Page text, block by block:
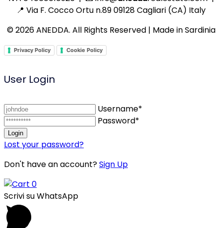
📍 Via F. Cocco Ortu n.89 09128 Cagliari (CA) Italy
© 2026 ANEDDA. All Rights Reserved | Made in Sardinia
Privacy Policy Cookie Policy
User Login
Username*
Password*
Lost your password?
Don't have an account?Sign Up
0
Scrivi su WhatsApp